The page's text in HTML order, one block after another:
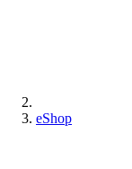
eShop